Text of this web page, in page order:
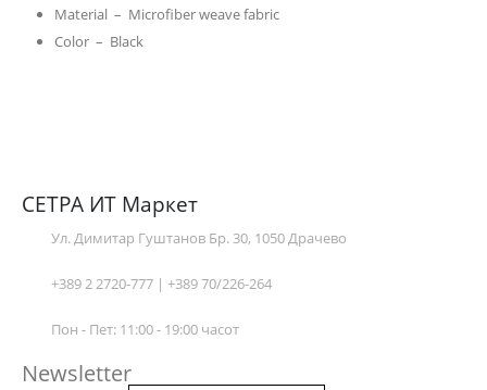
Material – Microfiber weave fabric
Color – Black
СЕТРА ИТ Маркет
Ул. Димитар Гуштанов Бр. 30, 1050 Драчево
+389 2 2720-777 | +389 70/226-264
Пон - Пет: 11:00 - 19:00 часот
Newsletter